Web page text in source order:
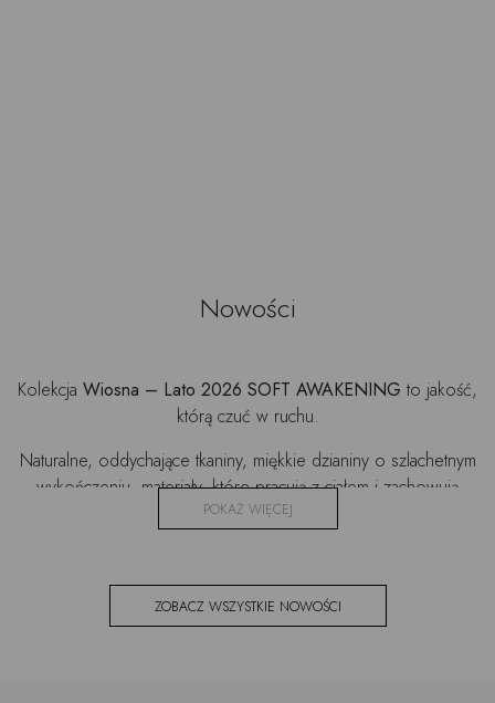
Nowości
Kolekcja Wiosna – Lato 2026 SOFT AWAKENING to jakość,
którą czuć w ruchu.
Naturalne, oddychające tkaniny, miękkie dzianiny o szlachetnym
wykończeniu, materiały, które pracują z ciałem i zachowują
swoją formę. Każdy model projektowany jest autorsko przez
Kolorystyka kolekcjiSS26opowiada o świetle. Jasny błękit,
beże, odcienie bieli, masełkowy ton, głęboki granat i
POKAŻ WIĘCEJ
ZOBACZ WSZYSTKIE NOWOŚCI